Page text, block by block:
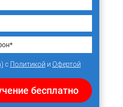
с Политикой и Офертой
бесплатно